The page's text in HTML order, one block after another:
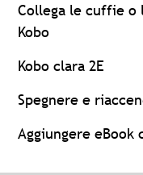
Collega le cuffie o
Kobo
Kobo clara 2E
Spegnere e
Aggiungere eBook